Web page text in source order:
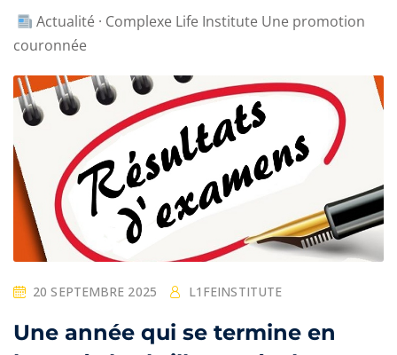
Actualité · Complexe Life Institute Une promotion
couronnée
20 SEPTEMBRE 2025 L1FEINSTITUTE
Une année qui se termine en